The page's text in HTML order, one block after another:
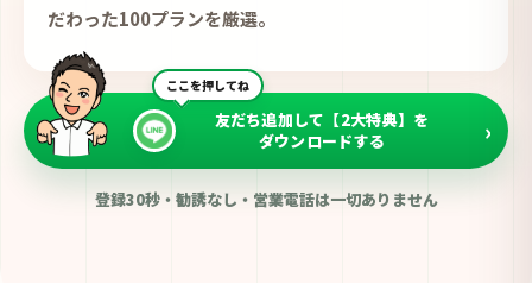
だわった100プランを厳選。
ここを押してね
友だち追加して【2大特典】を
ダウンロードする
›
登録30秒・勧誘なし・営業電話は一切ありません